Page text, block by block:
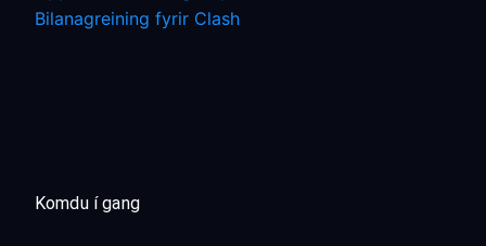
Bilanagreining fyrir Clash
Komdu í gang